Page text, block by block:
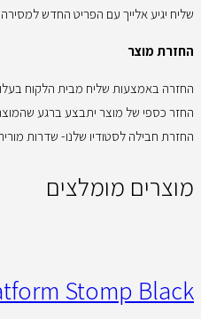
שליח יגיע אלייך עם הפריט החדש למסירה
החזרת מוצר
החזרה באמצעות שליח מבית הלקוח בעלות-
החזר כספי של מוצר יתבצע ברגע שהמוצר
החזרת חבילה לסטודיו שלנו- שדרות מוריה 108, חיפה בתיאום מראש
מוצרים מומלצים
Stomp Black